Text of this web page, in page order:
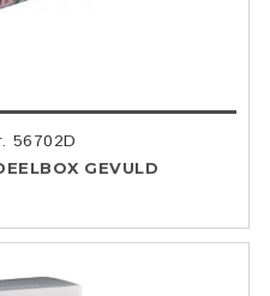
56702D
GEVULD